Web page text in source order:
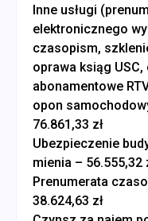
Inne usługi
elektronicznego
czasopism,
oprawa ksiąg USC,
abonamentowe
opon
76.861,33 zł
Ubezpieczenie
mienia – 56.555,32
Prenumerata
38.624,63 zł